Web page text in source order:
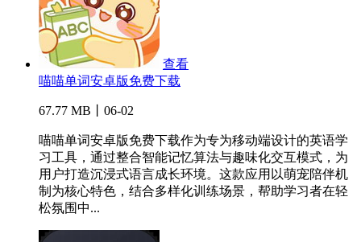
查看
喵喵单词安卓版免费下载
67.77 MB丨06-02
喵喵单词安卓版免费下载作为专为移动端设计的英语学
习工具，通过整合智能记忆算法与趣味化交互模式，为
用户打造沉浸式语言成长环境。这款应用以萌宠陪伴机
制为核心特色，结合多样化训练场景，帮助学习者在轻
松氛围中...